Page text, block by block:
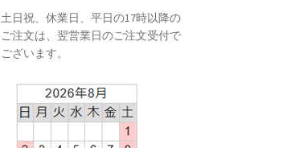
土日祝、休業日、平日の17時以降の
ご注文は、翌営業日のご注文受付で
ございます。